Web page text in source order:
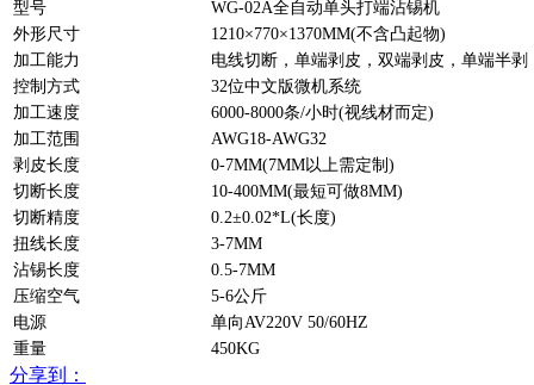
型号
WG-02A全自动单头打端沾锡机
外形尺寸
1210×770×1370MM(不含凸起物)
加工能力
电线切断，单端剥皮，双端剥皮，单端半
控制方式
32位中文版微机系统
加工速度
6000-8000条/小时(视线材而定)
加工范围
AWG18-AWG32
剥皮长度
0-7MM(7MM以上需定制)
切断长度
10-400MM(最短可做8MM)
切断精度
0.2±0.02*L(长度)
扭线长度
3-7MM
沾锡长度
0.5-7MM
压缩空气
5-6公斤
电源
单向AV220V 50/60HZ
重量
450KG
分享到：